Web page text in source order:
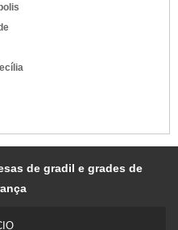
de gradil e grades de